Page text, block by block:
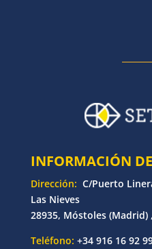
INFORMACIÓN
Dirección: C/Puerto
Las Nieves
28935, Móstoles (Madrid)
Teléfono: +34 916 16 92